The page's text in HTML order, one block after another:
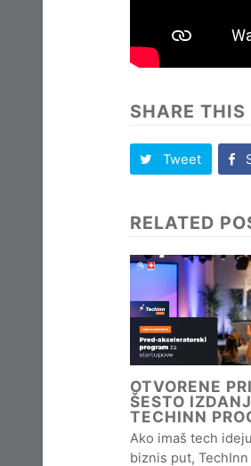
SHARE THIS
Tweet
RELATED
OTVORENE
ŠESTO
TECHINN
Ako imaš tech
biznis put,